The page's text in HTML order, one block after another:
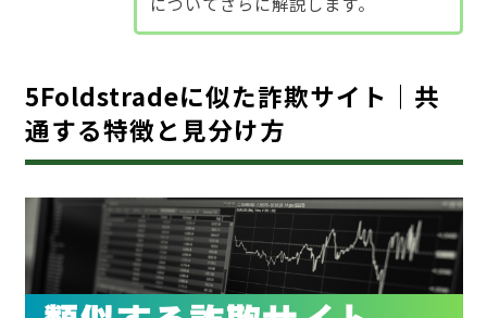
5Foldstradeに似た詐欺サイト｜共
通する特徴と見分け方